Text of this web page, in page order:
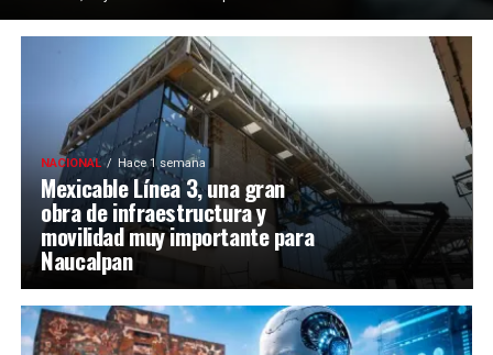
NACIONAL Hace 1 semana
Mexicable Línea 3, una gran
obra de infraestructura y
movilidad muy importante para
Naucalpan